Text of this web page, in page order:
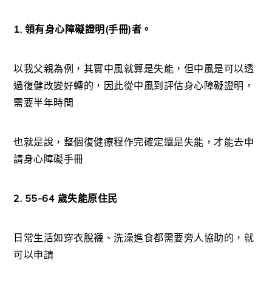
1. 領有身心障礙證明(手冊)者。
以我父親為例，其實中風就算是失能，但中風是可以透
過復健改變好轉的，因此從中風到評估身心障礙證明，
需要半年時間
也就是說，整個復健療程作完確定還是失能，才能去申
請身心障礙手冊
2. 55-64 歲失能原住民
日常生活如穿衣脫襪、洗澡進食都需要旁人協助的，就
可以申請